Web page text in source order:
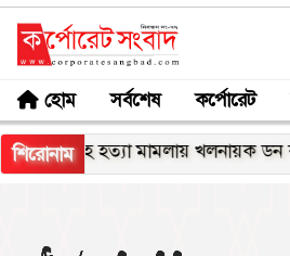
হোম সর্বশেষ কর্পোরেট
শিরোনাম
হত্যা মামলায় খলনায়ক ডন কারাগারে